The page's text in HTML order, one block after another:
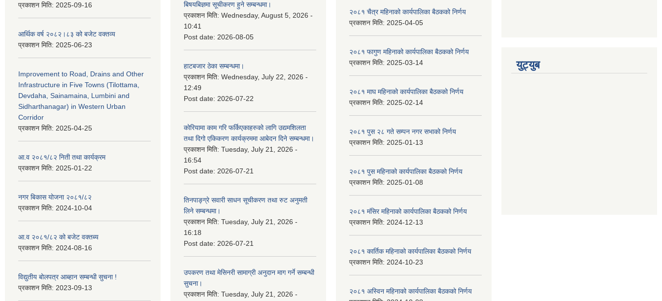
प्रकाशन मिति: 2025-09-16
आर्थिक वर्ष २०८२।८३ को बजेट वक्तव्य
प्रकाशन मिति: 2025-06-23
Improvement to Road, Drains and Other
Infrastructure in Five Towns (Tilottama,
Devdaha, Sainamaina, Lumbini and
Sidharthanagar) in Western Urban
Corridor
प्रकाशन मिति: 2025-04-25
आ.व २०८१/८२ निती तथा कार्यक्रम
प्रकाशन मिति: 2025-01-22
नगर बिकास योजना २०८१/८२
प्रकाशन मिति: 2024-10-04
आ.व २०८१/८२ को बजेट वक्तब्य
प्रकाशन मिति: 2024-08-16
विद्युतीय बोलपत्र आब्हान सम्बन्धी सुचना !
प्रकाशन मिति: 2023-09-13
बिषयबिज्ञमा सूचीकरण हुने सम्बन्धमा।
प्रकाशन मिति: Wednesday, August 5, 2026 -
10:41
Post date: 2026-08-05
हाटबजार ठेका सम्बन्धमा।
प्रकाशन मिति: Wednesday, July 22, 2026 -
12:49
Post date: 2026-07-22
कोरियामा काम गरि फर्किएकाहरुको लागि उद्यमशिलता
तथा दिगो एकिकरण कार्यक्रममा आबेदन दिने सम्बन्धमा।
प्रकाशन मिति: Tuesday, July 21, 2026 -
16:54
Post date: 2026-07-21
तिनपाङ्ग्रे सवारी साधन सूचीकरण तथा रुट अनुमती
लिने सम्बन्धमा।
प्रकाशन मिति: Tuesday, July 21, 2026 -
16:18
Post date: 2026-07-21
उपकरण तथा मेसिनरी सामाग्री अनुदान माग गर्ने सम्बन्धी
सुचना।
प्रकाशन मिति: Tuesday, July 21, 2026 -
२०८१ चैत्र महिनाको कार्यपालिका बैठकको निर्णय
प्रकाशन मिति: 2025-04-05
२०८१ फागुण महिनाको कार्यपालिका बैठकको निर्णय
प्रकाशन मिति: 2025-03-14
२०८१ माघ महिनाको कार्यपालिका बैठकको निर्णय
प्रकाशन मिति: 2025-02-14
२०८१ पुस २८ गते सम्प‍न नगर सभाको निर्णय
प्रकाशन मिति: 2025-01-13
२०८१ पुस महिनाको कार्यपालिका बैठकको निर्णय
प्रकाशन मिति: 2025-01-08
२०८१ मंसिर महिनाको कार्यपालिका बैठकको निर्णय
प्रकाशन मिति: 2024-12-13
२०८१ कार्तिक महिनाको कार्यपालिका बैठकको निर्णय
प्रकाशन मिति: 2024-10-23
२०८१ अस्विन महिनाको कार्यपालिका बैठकको निर्णय
युट्युब